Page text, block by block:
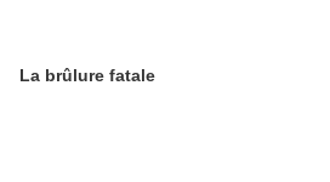
La brûlure fatale